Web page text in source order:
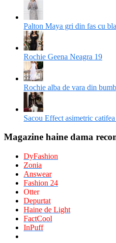
Palton Maya gri din fas cu
Rochie Geena Neagra 19
Rochie alba de vara din
Sacou Effect asimetric
Magazine haine dama
DyFashion
Zonia
Answear
Fashion 24
Otter
Depurtat
Haine de Light
FactCool
InPuff